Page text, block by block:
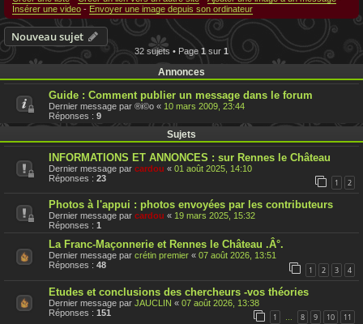
Insérer une video - Envoyer une image depuis son ordinateur
Nouveau sujet
32 sujets • Page 1sur 1
Annonces
Guide : Comment publier un message dans le forum
Dernier message par ®i©o « 10 mars 2009, 23:44
Réponses : 9
Sujets
INFORMATIONS ET ANNONCES : sur Rennes le Château
Dernier message par cardou « 01 août 2025, 14:10
Réponses : 23 1 2
Photos à l'appui : photos envoyées par les contributeurs
Dernier message par cardou « 19 mars 2025, 15:32
Réponses : 1
La Franc-Maçonnerie et Rennes le Château .Â°.
Dernier message par crétin premier « 07 août 2026, 13:51
Réponses : 48 1 2 3 4
Etudes et conclusions des chercheurs -vos théories
Dernier message par JAUCLIN « 07 août 2026, 13:38
Réponses : 151 1 … 8 9 10 11